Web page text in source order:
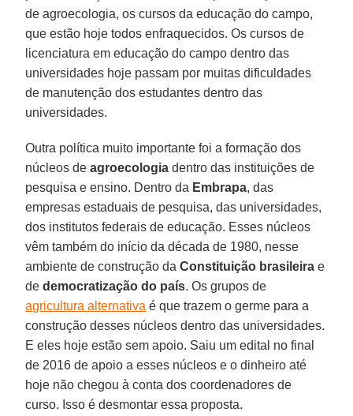
de agroecologia, os cursos da educação do campo,
que estão hoje todos enfraquecidos. Os cursos de
licenciatura em educação do campo dentro das
universidades hoje passam por muitas dificuldades
de manutenção dos estudantes dentro das
universidades.
Outra política muito importante foi a formação dos
núcleos deagroecologia dentro das instituições de
pesquisa e ensino. Dentro da Embrapa, das
empresas estaduais de pesquisa, das universidades,
dos institutos federais de educação. Esses núcleos
vêm também do início da década de 1980, nesse
ambiente de construção daConstituição brasileira e
dedemocratização do país. Os grupos de
agricultura alternativa é que trazem o germe para a
construção desses núcleos dentro das universidades.
E eles hoje estão sem apoio. Saiu um edital no final
de 2016 de apoio a esses núcleos e o dinheiro até
hoje não chegou à conta dos coordenadores de
curso. Isso é desmontar essa proposta.